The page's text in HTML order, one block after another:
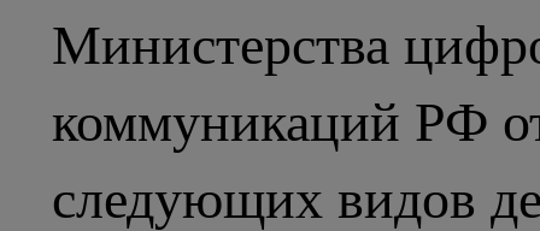
Министерства
коммуникаций РФ
следующих видов